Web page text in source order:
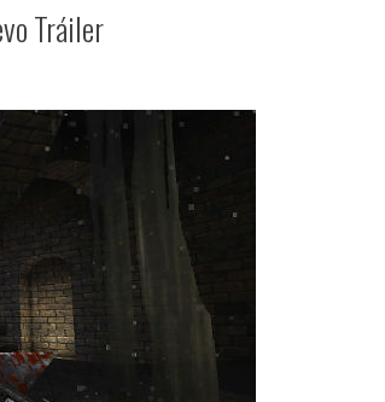
Tráiler